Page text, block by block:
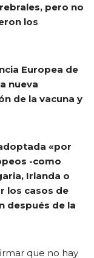
pero no
los
Europea de
nueva
de la vacuna y
«por
-como
Irlanda o
los casos de
después de la
que no hay